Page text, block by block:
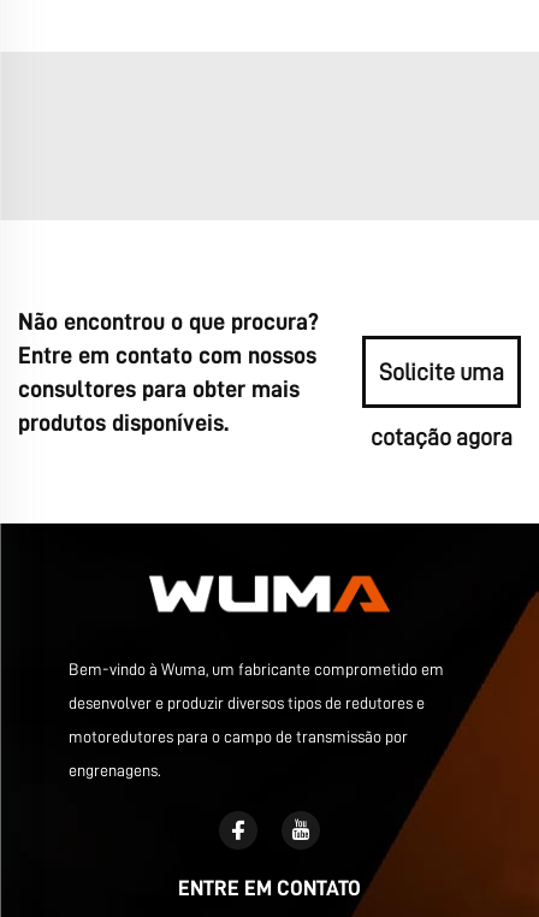
Não encontrou o que procura?
Entre em contato com nossos
consultores para obter mais
produtos disponíveis.
Solicite uma
cotação agora
Bem-vindo à Wuma, um fabricante comprometido em
desenvolver e produzir diversos tipos de redutores e
motoredutores para o campo de transmissão por
engrenagens.
ENTRE EM CONTATO